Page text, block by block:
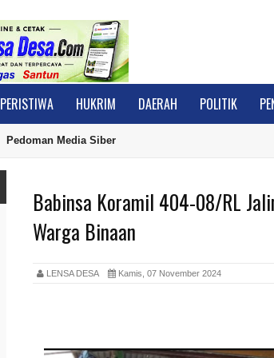
PERISTIWA HUKRIM DAERAH POLITIK
Pedoman Media Siber
Babinsa Koramil 404-08/RL
Warga Binaan
LENSA DESA Kamis, 07 November 2024